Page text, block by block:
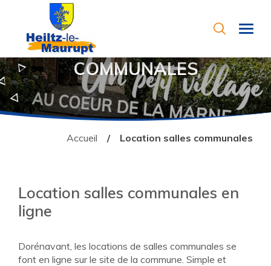
Aller au contenu
Ville de Heiltz le Maurupt
LOCATION SALLES
COMMUNALES
Accueil Location salles communales
Location salles communales en
ligne
Dorénavant, les locations de salles communales se
font en ligne sur le site de la commune. Simple et